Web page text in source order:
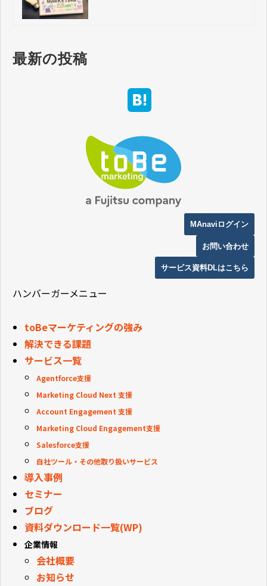
最新の投稿
MAnaviログイン
お問い合わせ
サービス資料DLはこちら
ハンバーガーメニュー
toBeマーケティングの強み
解決できる課題
サービス一覧
Agentforce支援
Marketing Cloud Next 支援
Account Engagement 支援
Marketing Cloud Engagement支援
Salesforce支援
自社ツール・その他取り扱いサービス
導入事例
セミナー
ブログ
資料ダウンロード一覧(WP)
企業情報
会社概要
お知らせ